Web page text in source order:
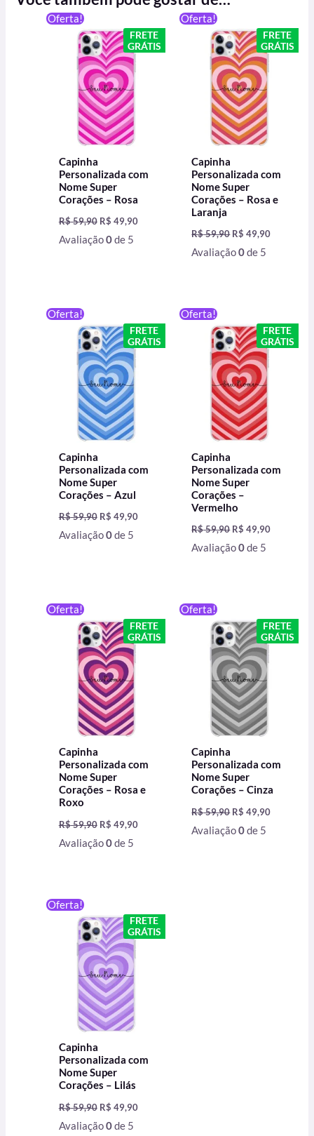
Oferta!
FRETE
GRÁTIS
Capinha
Personalizada com
Nome Super
Corações – Rosa
R$59,90
original
era:
R$ 59,90.
R$ 49,90
preço
atual
é:
Avaliação0de 5
Oferta!
FRETE
GRÁTIS
Capinha
Personalizada com
Nome Super
Corações – Rosa e
Laranja
R$59,90
original
era:
R$ 59,90.
R$ 49,90
preço
atual
é:
Avaliação0de 5
Oferta!
FRETE
GRÁTIS
Capinha
Personalizada com
Nome Super
Corações – Azul
R$59,90
original
era:
R$ 59,90.
R$ 49,90
preço
atual
é:
Avaliação0de 5
Oferta!
FRETE
GRÁTIS
Capinha
Personalizada com
Nome Super
Corações –
Vermelho
R$59,90
original
era:
R$ 59,90.
R$ 49,90
preço
atual
é:
Avaliação0de 5
Oferta!
FRETE
GRÁTIS
Capinha
Personalizada com
Nome Super
Corações – Rosa e
Roxo
R$59,90
original
era:
R$ 59,90.
R$ 49,90
preço
atual
é:
Avaliação0de 5
Oferta!
FRETE
GRÁTIS
Capinha
Personalizada com
Nome Super
Corações – Cinza
R$59,90
original
era:
R$ 59,90.
R$ 49,90
preço
atual
é:
Avaliação0de 5
Oferta!
FRETE
GRÁTIS
Capinha
Personalizada com
Nome Super
Corações – Lilás
R$59,90
original
era:
R$ 59,90.
R$ 49,90
preço
atual
é:
Avaliação0de 5